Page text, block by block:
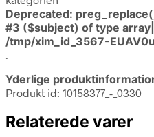
Deprecated:
#3 ($subject) of type
/tmp/xim_id_3567-
.
Yderlige
Produkt id: 10158377_-_0330
Relaterede varer